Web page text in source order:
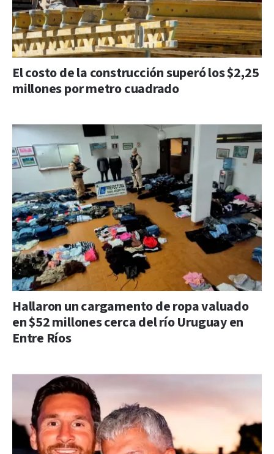
El costo de la construcción superó los $2,25
millones por metro cuadrado
Hallaron un cargamento de ropa valuado
en $52 millones cerca del río Uruguay en
Entre Ríos